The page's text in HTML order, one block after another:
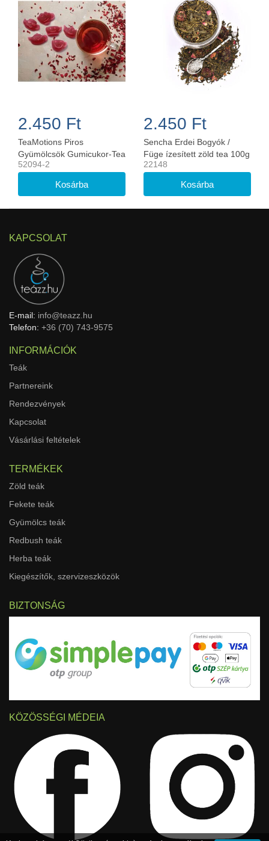
2.450 Ft
TeaMotions Piros
Gyümölcsök Gumicukor-Tea
52094-2
2.450 Ft
Sencha Erdei Bogyók /
Füge ízesített zöld tea 100g
22148
KAPCSOLAT
E-mail: info@teazz.hu
Telefon: +36 (70) 743-9575
INFORMÁCIÓK
Teák
Partnereink
Rendezvények
Kapcsolat
Vásárlási feltételek
TERMÉKEK
Zöld teák
Fekete teák
Gyümölcs teák
Redbush teák
Herba teák
Kiegészítők, szervizeszközök
BIZTONSÁG
KÖZÖSSÉGI MÉDEIA